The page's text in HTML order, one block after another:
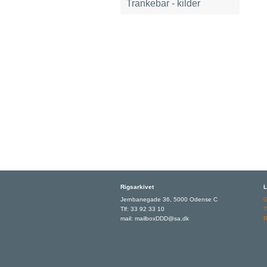
Trankebar - kilder
Rigsarkivet
Jernbanegade 36, 5000 Odense C
Tlf: 33 92 33 10
mail: mailboxDDD@sa.dk